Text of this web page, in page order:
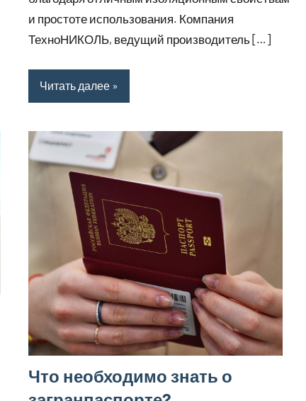
и простоте использования. Компания
ТехноНИКОЛЬ, ведущий производитель […]
Читать далее
Что необходимо знать о